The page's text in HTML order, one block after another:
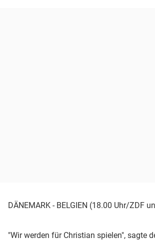
DÄNEMARK - BELGIEN (18.00 Uhr/ZDF
"Wir werden für Christian spielen", sagte